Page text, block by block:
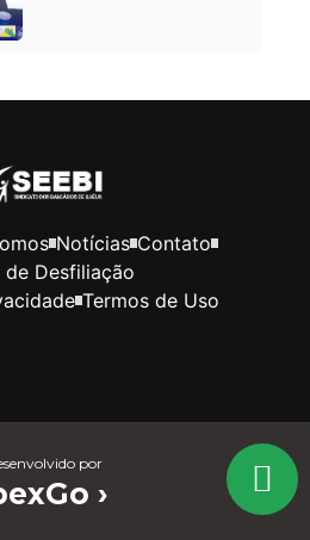
Notícias Contato
de Desfiliação
Termos de Uso
por
›